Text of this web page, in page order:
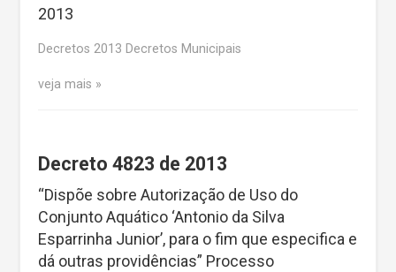
2013
Decretos 2013 Decretos Municipais
veja mais
Decreto 4823 de 2013
“Dispõe sobre Autorização de Uso do
Conjunto Aquático ‘Antonio da Silva
Esparrinha Junior’, para o fim que especifica e
dá outras providências” Processo